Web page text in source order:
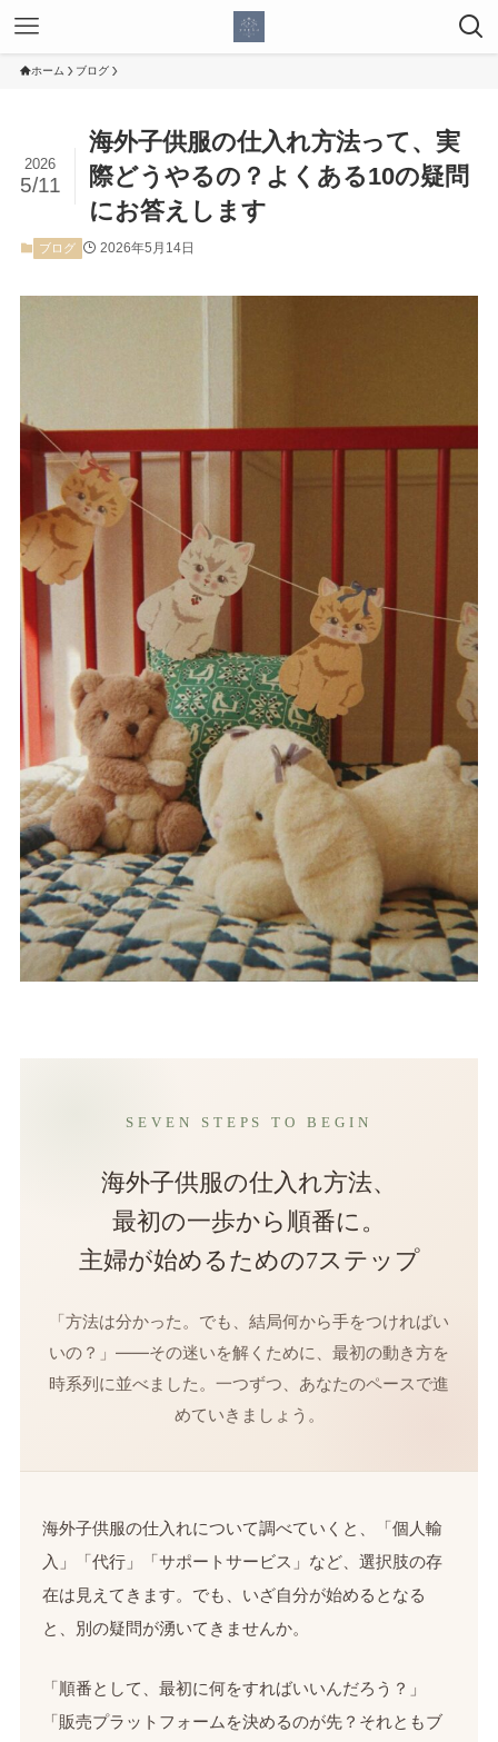
ホーム ブログ
海外子供服の仕入れ方法って、実
際どうやるの？よくある10の疑問
にお答えします
2026
5/11
ブログ 2026年5月14日
SEVEN STEPS TO BEGIN
海外子供服の仕入れ方法、
最初の一歩から順番に。
主婦が始めるための7ステップ
「方法は分かった。でも、結局何から手をつければい
いの？」——その迷いを解くために、最初の動き方を
時系列に並べました。一つずつ、あなたのペースで進
めていきましょう。
海外子供服の仕入れについて調べていくと、「個人輸
入」「代行」「サポートサービス」など、選択肢の存
在は見えてきます。でも、いざ自分が始めるとなる
と、別の疑問が湧いてきませんか。
「順番として、最初に何をすればいいんだろう？」
「販売プラットフォームを決めるのが先？それともブ